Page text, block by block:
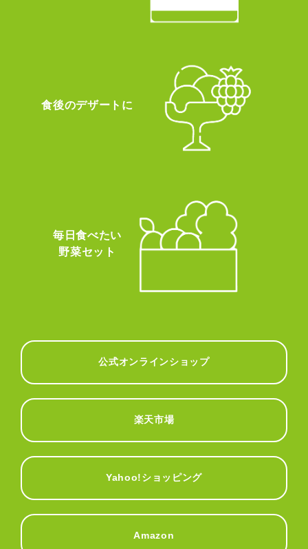
食後のデザートに
毎日食べたい
野菜セット
公式オンラインショップ
楽天市場
Yahoo!ショッピング
Amazon